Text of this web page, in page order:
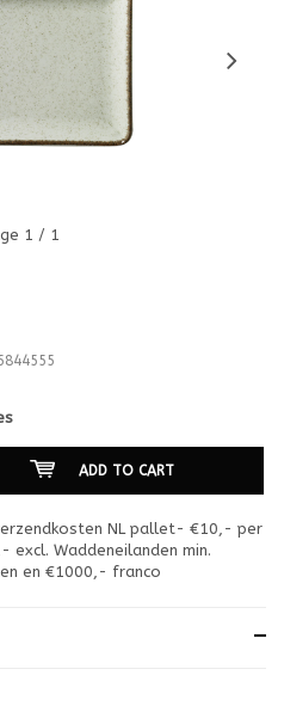
1 / 1
ADD TO CART
NL pallet- €10,- per
excl. Waddeneilanden min.
en €1000,- franco